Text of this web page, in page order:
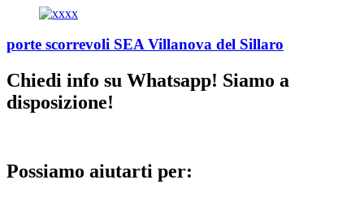
porte scorrevoli SEA Villanova del Sillaro
Chiedi info su Whatsapp! Siamo a
disposizione!
Possiamo aiutarti per: